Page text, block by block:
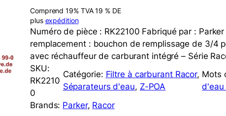
Comprend 19% TVA 19 % DE
plus expédition
Numéro de pièce : RK22100 Fabriqué par :
remplacement : bouchon de remplissage de 3/4
avec réchauffeur de carburant intégré – Série
SKU:
RK2210
0
Catégorie: Filtre à carburant Racor
Séparateurs d'eau, Z-POA
Mots
d'eau
Brands: Parker, Racor